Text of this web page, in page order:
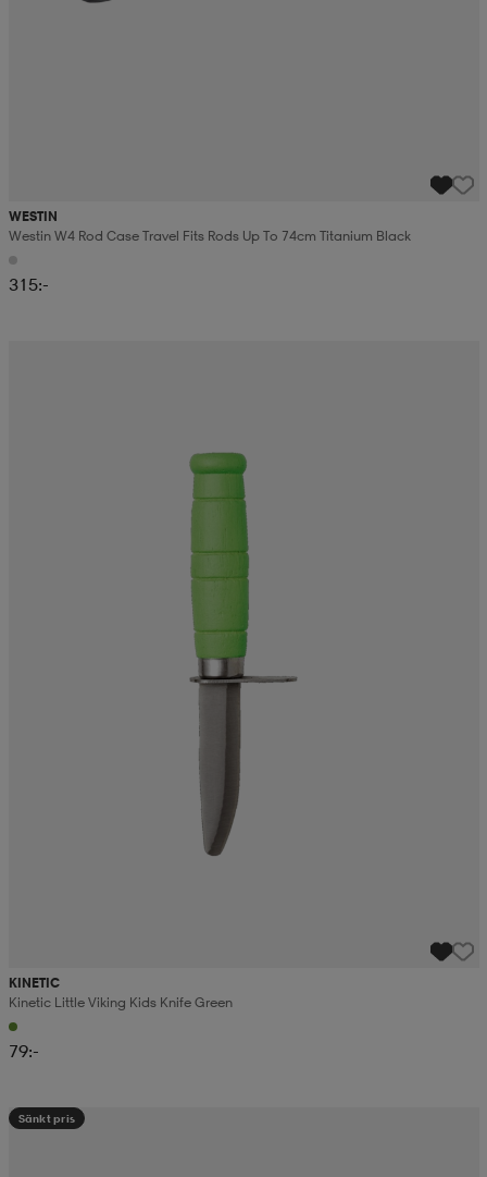
WESTIN
Westin W4 Rod Case Travel Fits Rods Up To 74cm Titanium Black
315:-
KINETIC
Kinetic Little Viking Kids Knife Green
79:-
Sänkt pris